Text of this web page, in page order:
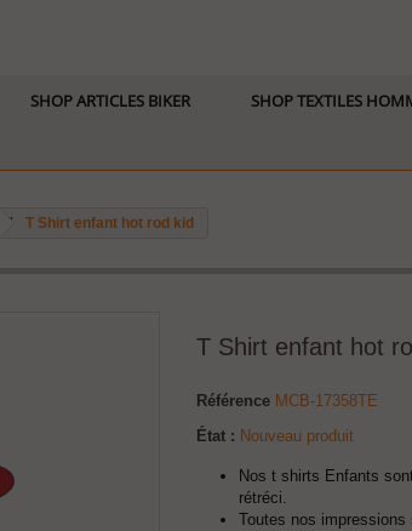
SHOP ARTICLES BIKER SHOP TEXTILES
T Shirt enfant hot rod kid
T Shirt enfant hot
Référence MCB-17358TE
État : Nouveau produit
Nos t shirts Enfants
rétréci.
Toutes nos